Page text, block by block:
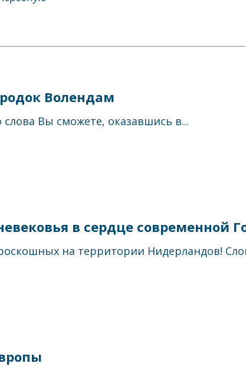
Волендам
слова Вы сможете, оказавшись в...
в сердце современной
на территории Нидерландов!